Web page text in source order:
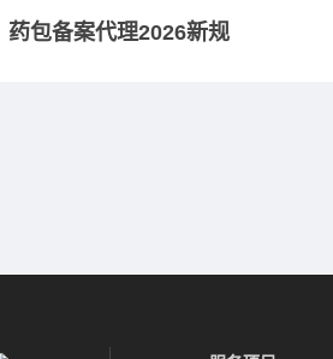
药包备案代理2026新规